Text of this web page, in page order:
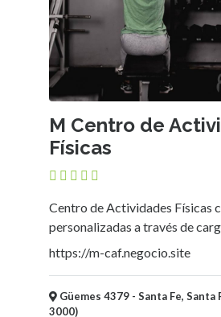
M Centro de
Físicas
Centro de Actividades Físicas
personalizadas a través de
https://m-caf.negocio.site
Güemes 4379 - Santa Fe, Santa
3000)